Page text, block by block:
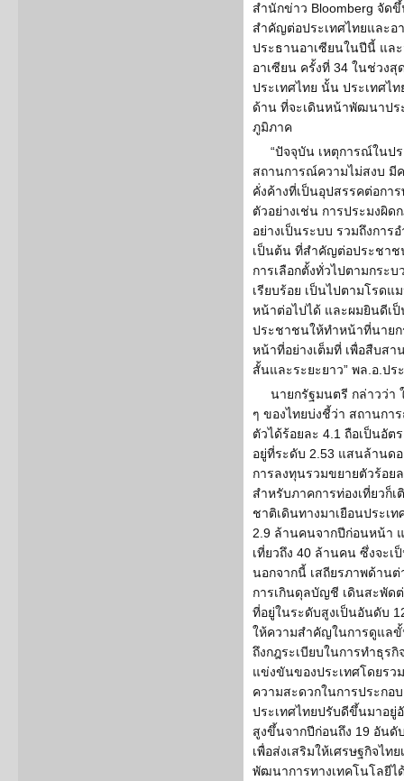
สำนักข่าว Bloomberg จัด
สำคัญต่อประเทศไทยและอ
ประธานอาเซียนในปีนี้ แล
อาเซียน ครั้งที่ 34 ในช่วง
ประเทศไทย นั้น ประเทศไ
ด้าน ที่จะเดินหน้าพัฒนาปร
ภูมิภาค
“ปัจจุบัน เหตุการณ์ในป
สถานการณ์ความไม่สงบ มี
คั่งค้างที่เป็นอุปสรรคต่อกา
ตัวอย่างเช่น การประมงผิ
อย่างเป็นระบบ รวมถึงการ
เป็นต้น ที่สำคัญต่อประชาช
การเลือกตั้งทั่วไปตามกระ
เรียบร้อย เป็นไปตามโรดแ
หน้าต่อไปได้ และผมยินดีเป็
ประชาชนให้ทำหน้าที่นาย
หน้าที่อย่างเต็มที่ เพื่อสืบส
สั้นและระยะยาว” พล.อ.ปร
นายกรัฐมนตรี กล่าวว่า
ๆ ของไทยบ่งชี้ว่า สถานกา
ตัวได้ร้อยละ 4.1 ถือเป็นอัต
อยู่ที่ระดับ 2.53 แสนล้านด
การลงทุนรวมขยายตัวร้อย
สำหรับภาคการท่องเที่ยวก็
ชาติเดินทางมาเยือนประเ
2.9 ล้านคนจากปีก่อนหน้า
เที่ยวถึง 40 ล้านคน ซึ่งจะ
นอกจากนี้ เสถียรภาพด้านต่
การเกินดุลบัญชี เดินสะพัดต่
ที่อยู่ในระดับสูงเป็นอันดับ
ให้ความสำคัญในการดูแล
ถึงกฎระเบียบในการทำธุร
แข่งขันของประเทศโดยร
ความสะดวกในการประกอ
ประเทศไทยปรับดีขึ้นมาอยู่
สูงขึ้นจากปีก่อนถึง 19 อันดั
เพื่อส่งเสริมให้เศรษฐกิจไท
พัฒนาการทางเทคโนโลยีไ